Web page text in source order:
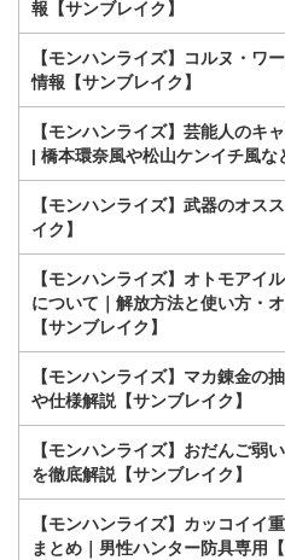
報【サンブレイク】
【モンハンライズ】コルヌ・ワ
情報【サンブレイク】
【モンハンライズ】芸能人のキ
| 橋本環奈風や松山ケンイチ風な
【モンハンライズ】武器のオス
イク】
【モンハンライズ】オトモアイ
について｜解放方法と使い方・
【サンブレイク】
【モンハンライズ】マカ錬金の
や仕様解説【サンブレイク】
【モンハンライズ】おだんご弱
を徹底解説【サンブレイク】
【モンハンライズ】カッコイイ
まとめ｜男性ハンター防具専用【